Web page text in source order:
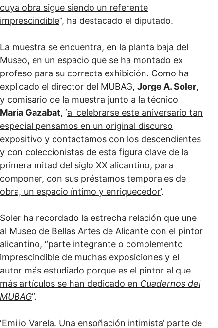
cuya obra sigue siendo un referente
imprescindible”, ha destacado el diputado.
La muestra se encuentra, en la planta baja del
Museo, en un espacio que se ha montado ex
profeso para su correcta exhibición. Como ha
explicado el director del MUBAG, Jorge A. Soler,
y comisario de la muestra junto a la técnico
María Gazabat, ‘al celebrarse este aniversario tan
especial pensamos en un original discurso
expositivo y contactamos con los descendientes
y con coleccionistas de esta figura clave de la
primera mitad del siglo XX alicantino, para
componer, con sus préstamos temporales de
obra, un espacio íntimo y enriquecedor’.
Soler ha recordado la estrecha relación que une
al Museo de Bellas Artes de Alicante con el pintor
alicantino, “parte integrante o complemento
imprescindible de muchas exposiciones y el
autor más estudiado porque es el pintor al que
más artículos se han dedicado en Cuadernos del
MUBAG”.
‘Emilio Varela. Una ensoñación intimista’ parte de